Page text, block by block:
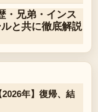
・兄弟・インス
と共に徹底解説
年】復帰、結